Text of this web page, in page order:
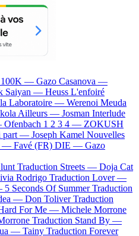
100K — Gazo Casanova —
Saiyan — Heuss L'enfoiré
Laboratoire — Werenoi Meuda
Ailleurs — Josman Interlude
Ofenbach 1 2 3 4 — ZOKUSH
part — Joseph Kamel Nouvelles
— Favé (FR) DIE — Gazo
Traduction Streets — Doja Cat
Rodrigo Traduction Lover —
5 Seconds Of Summer Traduction
— Don Toliver Traduction
For Me — Michele Morrone
Traduction Stand By —
— Tainy Traduction Forever